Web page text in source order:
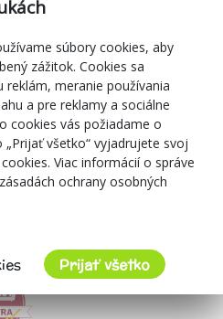
súbory cookies, aby
zážitok. Cookies sa
reklám, meranie používania
a pre reklamy a sociálne
cookies vás požiadame o
„Prijať všetko“ vyjadrujete svoj
Viac informácií o správe
ochrany osobných
Prijať všetko